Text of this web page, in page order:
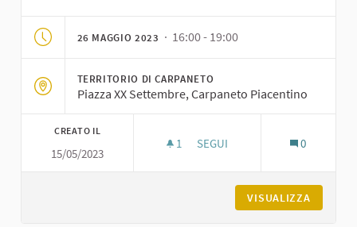
26 MAGGIO 2023 · 16:00 - 19:00
TERRITORIO DI CARPANETO
Piazza XX Settembre, Carpaneto Piacentino
CREATO IL
15/05/2023
1 1 SOSTENITORI
SEGUI 0
VISUALIZZA